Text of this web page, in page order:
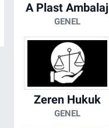
A Plast Ambalaj
GENEL
Zeren Hukuk
GENEL